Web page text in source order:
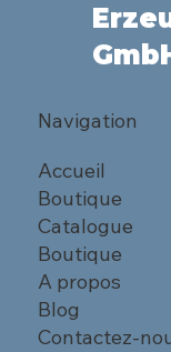
Navigation
Accueil
Boutique
Catalogue
Boutique
A propos
Blog
Contactez-